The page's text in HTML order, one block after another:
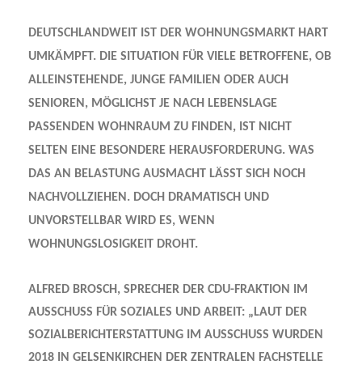
DEUTSCHLANDWEIT IST DER WOHNUNGSMARKT HART
UMKÄMPFT. DIE SITUATION FÜR VIELE BETROFFENE, OB
ALLEINSTEHENDE, JUNGE FAMILIEN ODER AUCH
SENIOREN, MÖGLICHST JE NACH LEBENSLAGE
PASSENDEN WOHNRAUM ZU FINDEN, IST NICHT
SELTEN EINE BESONDERE HERAUSFORDERUNG. WAS
DAS AN BELASTUNG AUSMACHT LÄSST SICH NOCH
NACHVOLLZIEHEN. DOCH DRAMATISCH UND
UNVORSTELLBAR WIRD ES, WENN
WOHNUNGSLOSIGKEIT DROHT.
ALFRED BROSCH, SPRECHER DER CDU-FRAKTION IM
AUSSCHUSS FÜR SOZIALES UND ARBEIT: „LAUT DER
SOZIALBERICHTERSTATTUNG IM AUSSCHUSS WURDEN
2018 IN GELSENKIRCHEN DER ZENTRALEN FACHSTELLE